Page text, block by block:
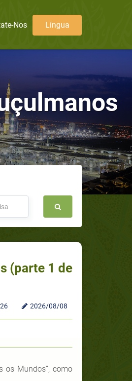
Nos Língua
(parte 1 de
2026/08/08
os Mundos”, como